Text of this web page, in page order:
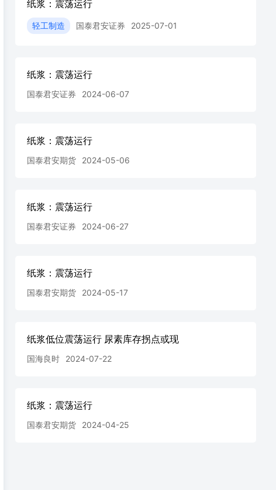
纸浆：震荡运行
轻工制造 国泰君安证券 2025-07-01
纸浆：震荡运行
国泰君安证券 2024-06-07
纸浆：震荡运行
国泰君安期货 2024-05-06
纸浆：震荡运行
国泰君安证券 2024-06-27
纸浆：震荡运行
国泰君安期货 2024-05-17
纸浆低位震荡运行 尿素库存拐点或现
国海良时 2024-07-22
纸浆：震荡运行
国泰君安期货 2024-04-25